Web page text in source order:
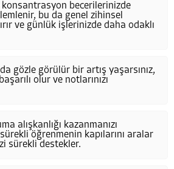
konsantrasyon becerilerinizde
bu da genel zihinsel
ve günlük işlerinizde daha odaklı
gözle görülür bir artış yaşarsınız,
olur ve notlarınızı
alışkanlığı kazanmanızı
öğrenmenin kapılarını aralar
sürekli destekler.